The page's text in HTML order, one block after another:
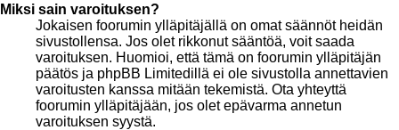
Miksi sain varoituksen?
Jokaisen foorumin ylläpitäjällä on omat säännöt heidän
sivustollensa. Jos olet rikkonut sääntöä, voit saada
varoituksen. Huomioi, että tämä on foorumin ylläpitäjän
päätös ja phpBB Limitedillä ei ole sivustolla annettavien
varoitusten kanssa mitään tekemistä. Ota yhteyttä
foorumin ylläpitäjään, jos olet epävarma annetun
varoituksen syystä.